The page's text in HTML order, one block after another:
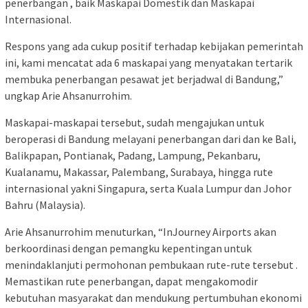
Internasional.
Respons yang ada cukup positif terhadap kebijakan pemerintah
ini, kami mencatat ada 6 maskapai yang menyatakan tertarik
membuka penerbangan pesawat jet berjadwal di Bandung,”
ungkap Arie Ahsanurrohim.
Maskapai-maskapai tersebut, sudah mengajukan untuk
beroperasi di Bandung melayani penerbangan dari dan ke Bali,
Balikpapan, Pontianak, Padang, Lampung, Pekanbaru,
Kualanamu, Makassar, Palembang, Surabaya, hingga rute
internasional yakni Singapura, serta Kuala Lumpur dan Johor
Bahru (Malaysia).
Arie Ahsanurrohim menuturkan, “InJourney Airports akan
berkoordinasi dengan pemangku kepentingan untuk
menindaklanjuti permohonan pembukaan rute-rute tersebut .
Memastikan rute penerbangan, dapat mengakomodir
kebutuhan masyarakat dan mendukung pertumbuhan ekonomi